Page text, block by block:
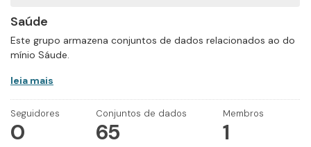
Saúde
Este grupo armazena conjuntos de dados relacionados ao do
mínio Sáude.
leia mais
Seguidores
0
Conjuntos de dados
65
Membros
1